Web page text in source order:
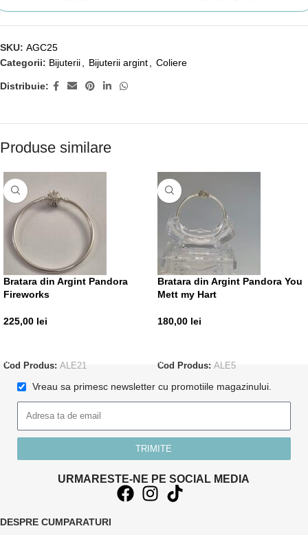
SKU: AGC25
Categorii: Bijuterii Bijuterii argint Coliere
Distribuie:
Produse similare
Bratara din Argint Pandora
Fireworks
225,00 lei
Cod Produs: ALE21
Bratara din Argint Pandora You
Mett my Hart
180,00 lei
Cod Produs: ALE5
Vreau sa primesc newsletter cu promotiile magazinului.
TRIMITE
URMARESTE-NE PE SOCIAL MEDIA
DESPRE CUMPARATURI